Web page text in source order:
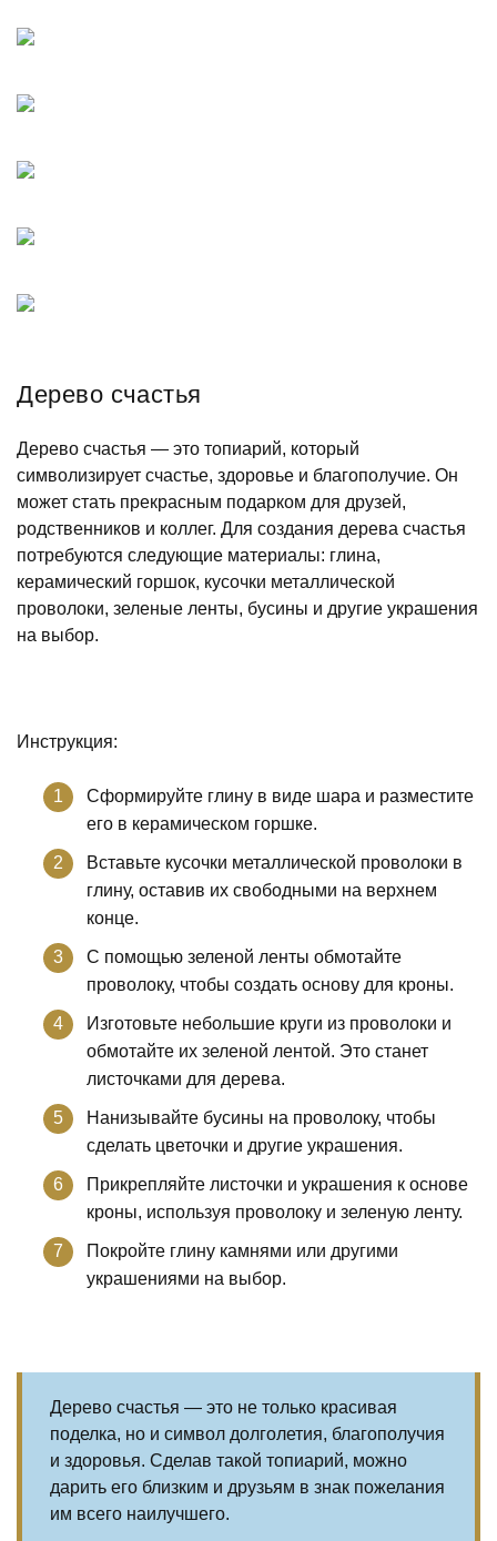
Дерево счастья
Дерево счастья — это топиарий, который
символизирует счастье, здоровье и благополучие. Он
может стать прекрасным подарком для друзей,
родственников и коллег. Для создания дерева счастья
потребуются следующие материалы: глина,
керамический горшок, кусочки металлической
проволоки, зеленые ленты, бусины и другие украшения
на выбор.
Инструкция:
Сформируйте глину в виде шара и разместите
его в керамическом горшке.
Вставьте кусочки металлической проволоки в
глину, оставив их свободными на верхнем
конце.
С помощью зеленой ленты обмотайте
проволоку, чтобы создать основу для кроны.
Изготовьте небольшие круги из проволоки и
обмотайте их зеленой лентой. Это станет
листочками для дерева.
Нанизывайте бусины на проволоку, чтобы
сделать цветочки и другие украшения.
Прикрепляйте листочки и украшения к основе
кроны, используя проволоку и зеленую ленту.
Покройте глину камнями или другими
украшениями на выбор.
Дерево счастья — это не только красивая
поделка, но и символ долголетия, благополучия
и здоровья. Сделав такой топиарий, можно
дарить его близким и друзьям в знак пожелания
им всего наилучшего.